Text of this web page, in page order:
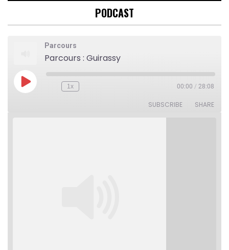
PODCAST
Parcours
Parcours : Guirassy
Play
Episode
Rewind
1x 00:00 / 28:08
SUBSCRIBE SHARE